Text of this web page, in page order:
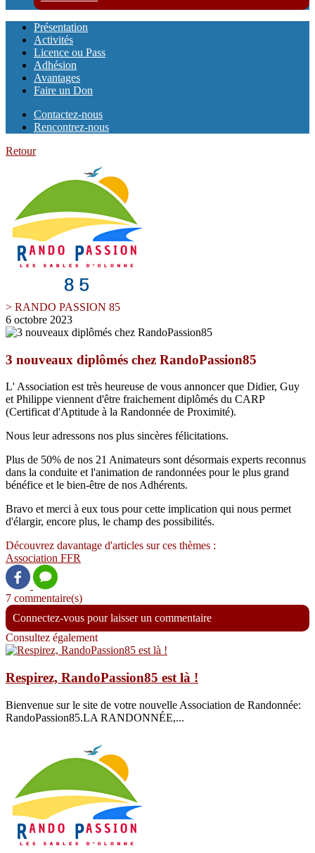
Présentation
Activités
Licence ou Pass
Adhésion
Avantages
Faire un Don
Contactez-nous
Rencontrez-nous
Retour
> RANDO PASSION 85
6 octobre 2023
3 nouveaux diplômés chez RandoPassion85
L' Association est très heureuse de vous annoncer que Didier, Guy
et Philippe viennent d'être fraichement diplômés du CARP
(Certificat d'Aptitude à la Randonnée de Proximité).
Nous leur adressons nos plus sincères félicitations.
Plus de 50% de nos 21 Animateurs sont désormais experts reconnus
dans la conduite et l'animation de randonnées pour le plus grand
bénéfice et le bien-être de nos Adhérents.
Bravo et merci à eux tous pour cette implication qui nous permet
d'élargir, encore plus, le champ des possibilités.
Découvrez davantage d'articles sur ces thèmes :
Association FFR
7 commentaire(s)
Connectez-vous pour laisser un commentaire
Consultez également
Respirez, RandoPassion85 est là !
Bienvenue sur le site de votre nouvelle Association de Randonnée:
RandoPassion85.LA RANDONNÉE,...